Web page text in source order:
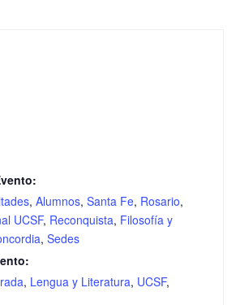
, Alumnos, Santa Fe, Rosario,
UCSF, Reconquista, Filosofía y
, Sedes
, Lengua y Literatura, UCSF,